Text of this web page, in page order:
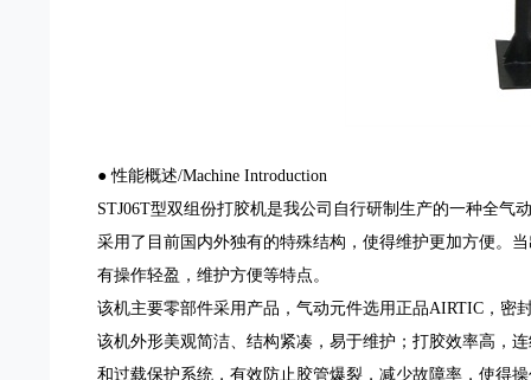
● 性能概述/Machine Introduction
STJ06T型双组份打胶机是我公司自行研制生产的一种全气
采用了目前国内外独有的特殊结构，使得维护更加方便。
有操作轻盈，维护方便等特点。
该机主要零部件采用产品，气动元件选用正品AIRTIC，密
该机外形美观简洁、结构紧凑，易于维护；打胶效率高，
和过载保护系统，有效防止胶管爆裂，减少故障率，使得